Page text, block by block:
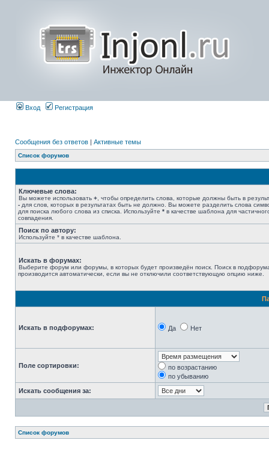
Вход Регистрация
Сообщения без ответов | Активные темы
Список форумов
Ключевые слова:
Вы можете использовать + , чтобы определить слова, которые должны быть в
- для слов, которых в результатах быть не должно. Вы можете разделить слова
для поиска любого слова из списка. Используйте * в качестве шаблона для
совпадения.
Поиск по автору:
Используйте * в качестве шаблона.
Искать в форумах:
Выберите форум или форумы, в которых будет произведён поиск. Поиск в
производится автоматически, если вы не отключили соответствующую опцию ниже.
Искать в подфорумах: Да Нет
Поле сортировки:
по возрастанию
по убыванию
Искать сообщения за:
Список форумов